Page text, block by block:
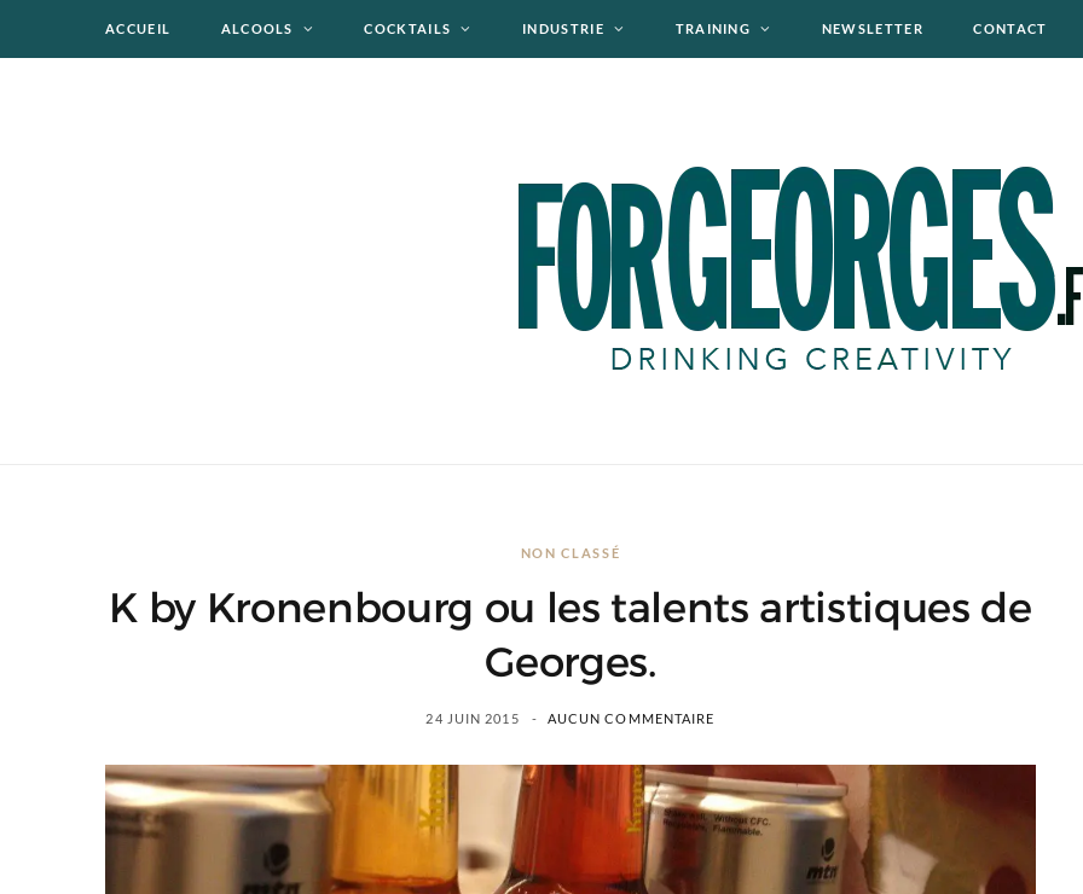
ACCUEIL ALCOOLS COCKTAILS INDUSTRIE TRAINING NEWSLETTER CONTACT
NON CLASSÉ
K by Kronenbourg ou les talents artistiques de
Georges.
24 JUIN 2015 AUCUN COMMENTAIRE